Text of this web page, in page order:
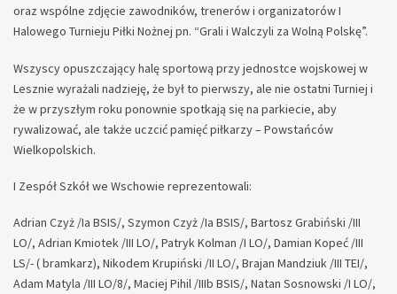
oraz wspólne zdjęcie zawodników, trenerów i organizatorów I
Halowego Turnieju Piłki Nożnej pn. “Grali i Walczyli za Wolną Polskę”.
Wszyscy opuszczający halę sportową przy jednostce wojskowej w
Lesznie wyrażali nadzieję, że był to pierwszy, ale nie ostatni Turniej i
że w przyszłym roku ponownie spotkają się na parkiecie, aby
rywalizować, ale także uczcić pamięć piłkarzy – Powstańców
Wielkopolskich.
I Zespół Szkół we Wschowie reprezentowali:
Adrian Czyż /Ia BSIS/, Szymon Czyż /Ia BSIS/, Bartosz Grabiński /III
LO/, Adrian Kmiotek /III LO/, Patryk Kolman /I LO/, Damian Kopeć /III
LS/- ( bramkarz), Nikodem Krupiński /II LO/, Brajan Mandziuk /III TEI/,
Adam Matyla /III LO/8/, Maciej Pihil /IIIb BSIS/, Natan Sosnowski /I LO/,